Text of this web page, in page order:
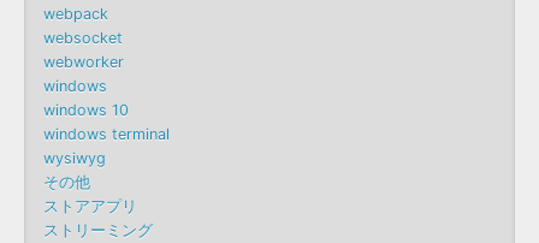
webpack
websocket
webworker
windows
windows 10
windows terminal
wysiwyg
その他
ストアアプリ
ストリーミング